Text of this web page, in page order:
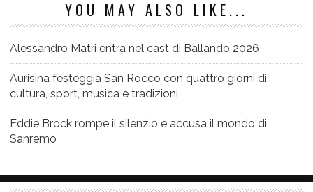
YOU MAY ALSO LIKE...
Alessandro Matri entra nel cast di Ballando 2026
Aurisina festeggia San Rocco con quattro giorni di
cultura, sport, musica e tradizioni
Eddie Brock rompe il silenzio e accusa il mondo di
Sanremo